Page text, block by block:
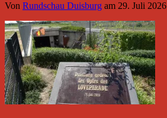
Von Rundschau Duisburg am 29. Juli 2026